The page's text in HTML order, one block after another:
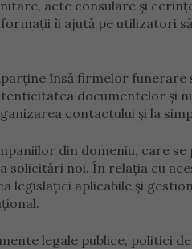
acte consulare și
îi ajută pe utilizatori
însă firmelor
documentelor și
contactului și la
din domeniu, care
solicitări noi. În relația cu
legislației aplicabile și
legale publice, politici